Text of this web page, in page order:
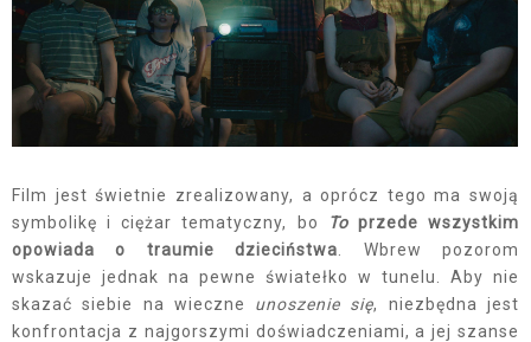
Film jest świetnie zrealizowany, a oprócz tego ma swoją
symbolikę i ciężar tematyczny, bo
Toprzede wszystkim
opowiada o traumie dzieciństwa . Wbrew pozorom
wskazuje jednak na pewne światełko w tunelu. Aby nie
skazać siebie na wieczne unoszenie się, niezbędna jest
konfrontacja z najgorszymi doświadczeniami, a jej szanse